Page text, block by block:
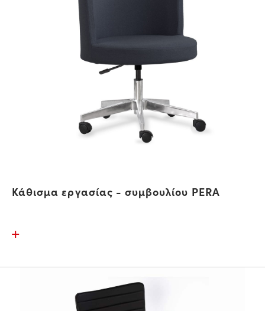
Κάθισμα εργασίας - συμβουλίου PERA